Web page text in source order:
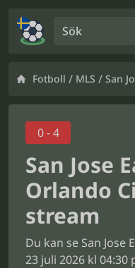
Fotboll / MLS / San
0 - 4
San Jose
Orlando
stream
Du kan se San Jose
23 juli 2026 kl 04:30